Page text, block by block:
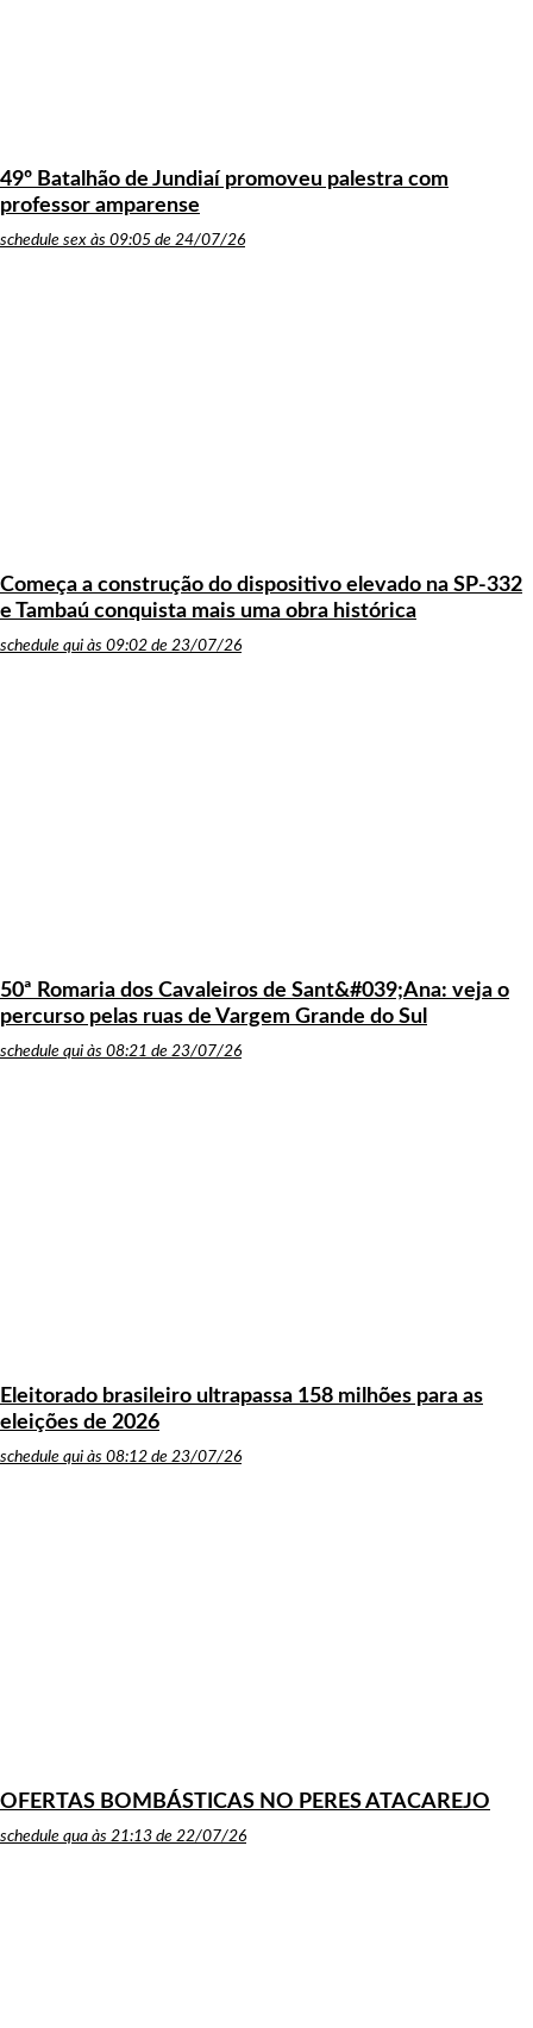
49º Batalhão de Jundiaí promoveu palestra com
professor amparense
schedule sex às 09:05 de 24/07/26
Começa a construção do dispositivo elevado na SP-332
e Tambaú conquista mais uma obra histórica
schedule qui às 09:02 de 23/07/26
50ª Romaria dos Cavaleiros de Sant&#039;Ana: veja o
percurso pelas ruas de Vargem Grande do Sul
schedule qui às 08:21 de 23/07/26
Eleitorado brasileiro ultrapassa 158 milhões para as
eleições de 2026
schedule qui às 08:12 de 23/07/26
OFERTAS BOMBÁSTICAS NO PERES ATACAREJO
schedule qua às 21:13 de 22/07/26